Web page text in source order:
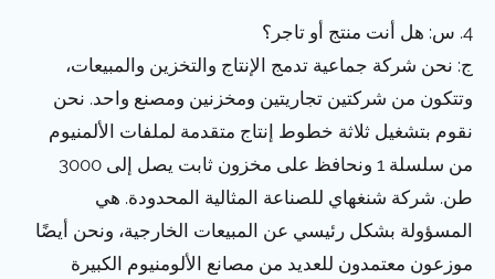
4. س: هل أنت منتج أو تاجر؟
ج: نحن شركة جماعية تدمج الإنتاج والتخزين والمبيعات،
وتتكون من شركتين تجاريتين ومخزنين ومصنع واحد. نحن
نقوم بتشغيل ثلاثة خطوط إنتاج متقدمة لملفات الألمنيوم
من سلسلة 1 ونحافظ على مخزون ثابت يصل إلى 3000
طن. شركة شنغهاي للصناعة المثالية المحدودة. هي
المسؤولة بشكل رئيسي عن المبيعات الخارجية، ونحن أيضًا
موزعون معتمدون للعديد من مصانع الألومنيوم الكبيرة